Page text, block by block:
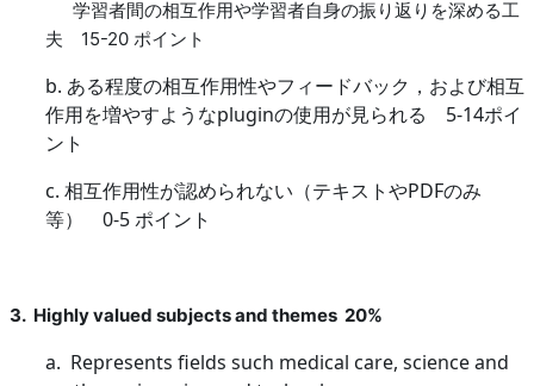
学習者間の相互作用や学習者自身の振り返りを深める工
夫 15-20 ポイント
b. ある程度の相互作用性やフィードバック，および相互
作用を増やすようなpluginの使用が見られる 5-14ポイ
ント
c. 相互作用性が認められない（テキストやPDFのみ
等） 0-5ポイント
3. Highly valued subjects and themes 20%
a. Represents fields such medical care, science and